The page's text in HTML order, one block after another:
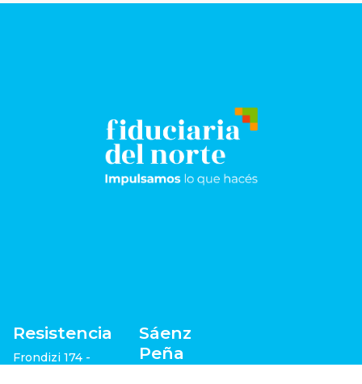
Resistencia
Frondizi 174 -
Sáenz
Peña